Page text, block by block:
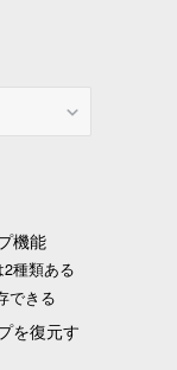
機能
種類ある
できる
を復元す